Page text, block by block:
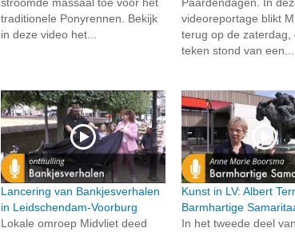
traditionele Ponyrennen. Bekijk
in deze video het...
videoreportage blikt
terug op de zaterdag,
teken stond van een...
Lancering van Bankjesverhalen
in Leidschendam-Voorburg
Lokale omroep Midvliet deed
Kunst in LV: Albert
Barmhartige
In het tweede deel